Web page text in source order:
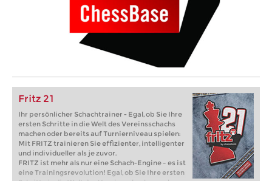
Fritz 21
Ihr persönlicher Schachtrainer - Egal, ob Sie Ihre
ersten Schritte in die Welt des Vereinsschachs
machen oder bereits auf Turnierniveau spielen:
Mit FRITZ trainieren Sie effizienter, intelligenter
und individueller als je zuvor.
FRITZ ist mehr als nur eine Schach-Engine – es ist
eine Trainingsrevolution! Egal, ob Sie Ihre ersten